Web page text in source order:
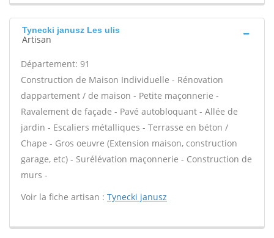
Tynecki janusz Les ulis
Artisan
Département: 91
Construction de Maison Individuelle - Rénovation
dappartement / de maison - Petite maçonnerie -
Ravalement de façade - Pavé autobloquant - Allée de
jardin - Escaliers métalliques - Terrasse en béton /
Chape - Gros oeuvre (Extension maison, construction
garage, etc) - Surélévation maçonnerie - Construction de
murs -
Voir la fiche artisan : Tynecki janusz